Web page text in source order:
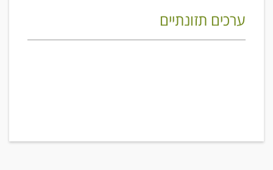
ערכים תזונתיים